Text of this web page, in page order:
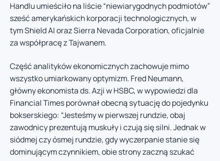
Handlu umieściło na liście “niewiarygodnych podmiotów”
sześć amerykańskich korporacji technologicznych, w
tym Shield AI oraz Sierra Nevada Corporation, oficjalnie
za współpracę z Tajwanem.
Część analityków ekonomicznych zachowuje mimo
wszystko umiarkowany optymizm. Fred Neumann,
główny ekonomista ds. Azji w HSBC, w wypowiedzi dla
Financial Times porównał obecną sytuację do pojedynku
bokserskiego: “Jesteśmy w pierwszej rundzie, obaj
zawodnicy prezentują muskuły i czują się silni. Jednak w
siódmej czy ósmej rundzie, gdy wyczerpanie stanie się
dominującym czynnikiem, obie strony zaczną szukać